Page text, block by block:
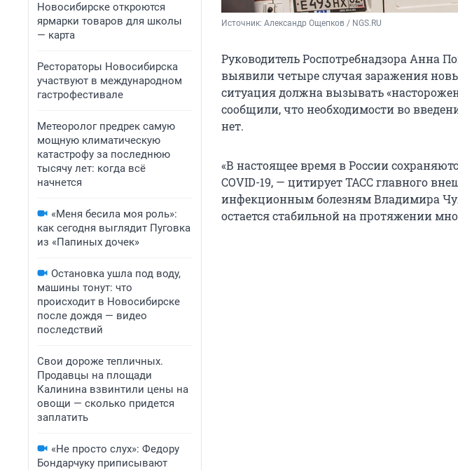
Новосибирске откроются
ярмарки товаров для школы
— карта
Рестораторы Новосибирска
участвуют в международном
гастрофестивале
Метеоролог предрек самую
мощную климатическую
катастрофу за последнюю
тысячу лет: когда всё
начнется
«Меня бесила моя роль»:
как сегодня выглядит Пуговка
из «Папиных дочек»
Остановка ушла под воду,
машины тонут: что
происходит в Новосибирске
после дождя — видео
последствий
Свои дороже тепличных.
Продавцы на площади
Калинина взвинтили цены на
овощи — сколько придется
заплатить
«Не просто слух»: Федору
Бондарчуку приписывают
Источник: Александр Ощепков / NGS.RU
Руководитель Роспотребнадзора Анна
выявили четыре случая заражения
ситуация должна вызывать
сообщили, что необходимости во
нет.
«В настоящее время в России
COVID-19, — цитирует ТАСС главного
инфекционным болезням Владимира
остается стабильной на протяжении